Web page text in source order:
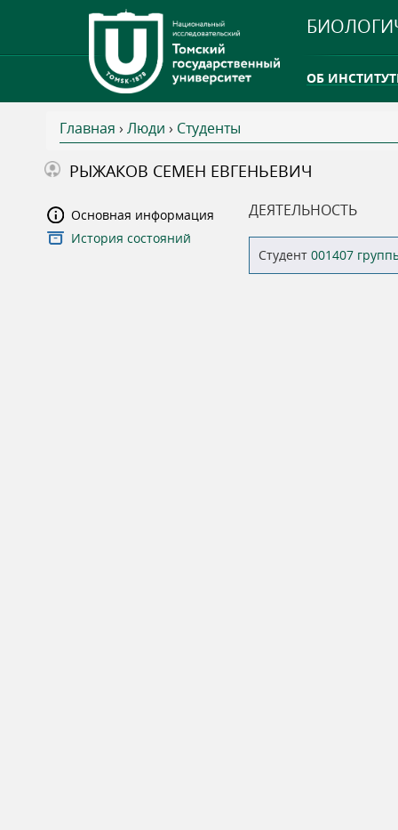
ОБ
ТГУ ОТКРЫЛ
В
ы
з
Главная › Люди › Студенты
РЫЖАКОВ СЕМЕН ЕВГЕНЬЕВИЧ
Основная информация
История состояний
ДЕЯТЕЛЬНОСТЬ
Студент 001407